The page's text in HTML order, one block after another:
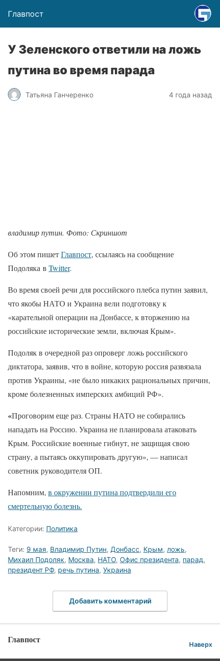
Главпост
У Зеленского ответили на ложь
путина во время парада
Татьяна Ганчеренко 4 года назад
владимир путин. Фото: Скриншот
Об этом пишетГлавпост, ссылаясь на сообщение
Подоляка в Twitter.
Во время своей речи для российского плебса путин заявил,
что якобы НАТО и Украина вели подготовку к
«карательной операции на Донбассе, к вторжению на
российские исторические земли, включая Крым».
Подоляк в очередной раз опроверг ложь российского
диктатора, заявив, что в войне, которую россия развязала
против Украины, «не было никаких рациональных причин,
кроме болезненных имперских амбиций РФ».
«Проговорим еще раз. Страны НАТО не собирались
нападать на Россию. Украина не планировала атаковать
Крым. Российские военные гибнут, не защищая свою
страну, а пытаясь оккупировать другую», — написал
советник руководителя ОП.
Напомним, в окружении путина подтвердили его
смертельную болезнь.
Категории: Политика
Теги: 9 мая, Владимир Путин, Донбасс, Крым, ложь,
Михаил Подоляк, Москва, НАТО, Офис президента, парад,
президент РФ, речь путина, Украина
Добавить комментарий
Главпост Наверх